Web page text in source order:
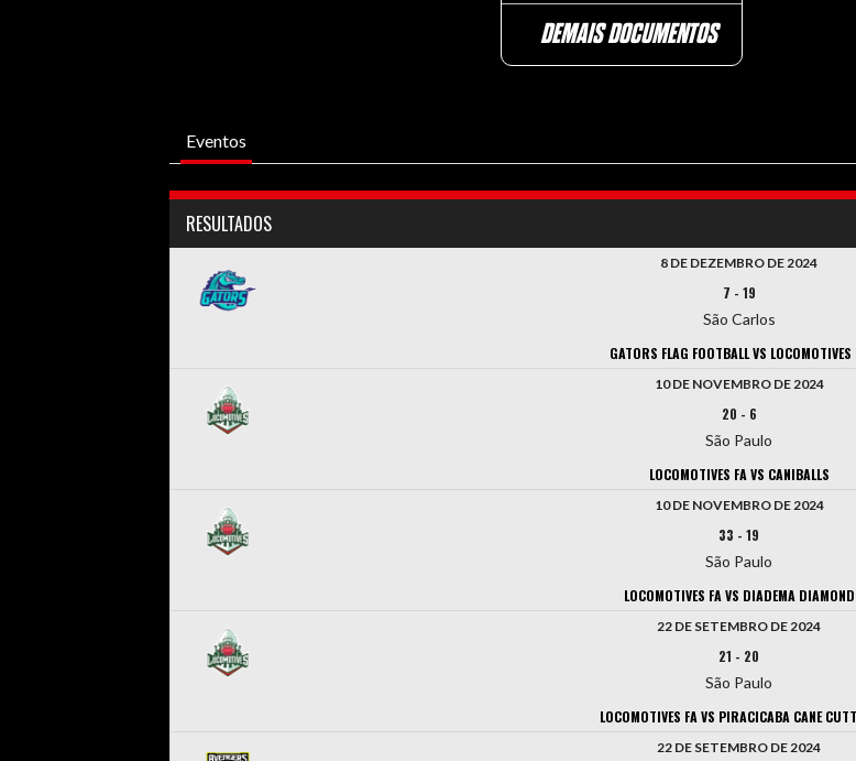
DEMAIS DOCUMENTOS
Eventos
RESULTADOS
8 DE DEZEMBRO DE 2024
7 - 19
São Carlos
GATORS FLAG FOOTBALL VS LOCOMOTIVES
10 DE NOVEMBRO DE 2024
20 - 6
São Paulo
LOCOMOTIVES FA VS CANIBALLS
10 DE NOVEMBRO DE 2024
33 -19
São Paulo
LOCOMOTIVES FA VS DIADEMA DIAMOND
22 DE SETEMBRO DE 2024
21 - 20
São Paulo
LOCOMOTIVES FA VS PIRACICABA CANE
22 DE SETEMBRO DE 2024